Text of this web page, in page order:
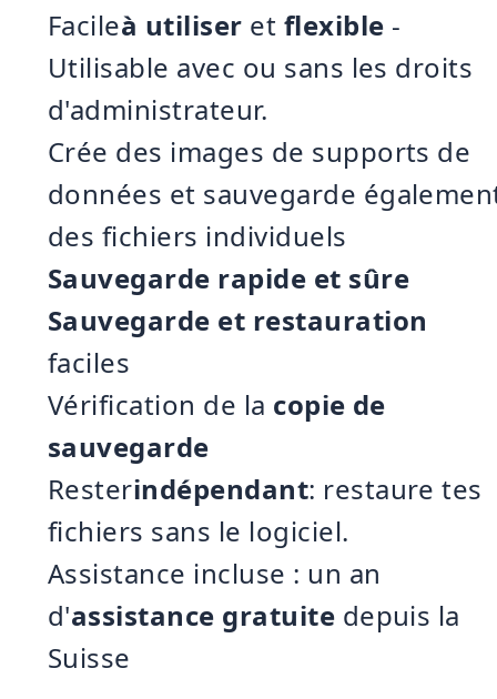
Facileà utiliser et flexible -
Utilisable avec ou sans les droits
d'administrateur.
Crée des images de supports de
données et sauvegarde
des fichiers individuels
Sauvegarde rapide et sûre
Sauvegarde et restauration
faciles
Vérification de la copie de
sauvegarde
Resterindépendant: restaure tes
fichiers sans le logiciel.
Assistance incluse : un an
d'assistance gratuite depuis la
Suisse